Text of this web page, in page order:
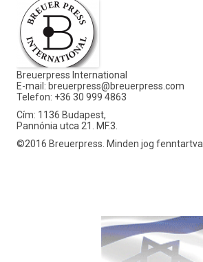
Breuerpress International
E-mail: breuerpress@breuerpress.com
Telefon: +36 30 999 4863
Cím: 1136 Budapest,
Pannónia utca 21. MF.3.
©2016 Breuerpress. Minden jog fenntartva.